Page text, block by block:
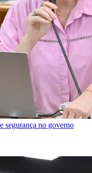
no governo